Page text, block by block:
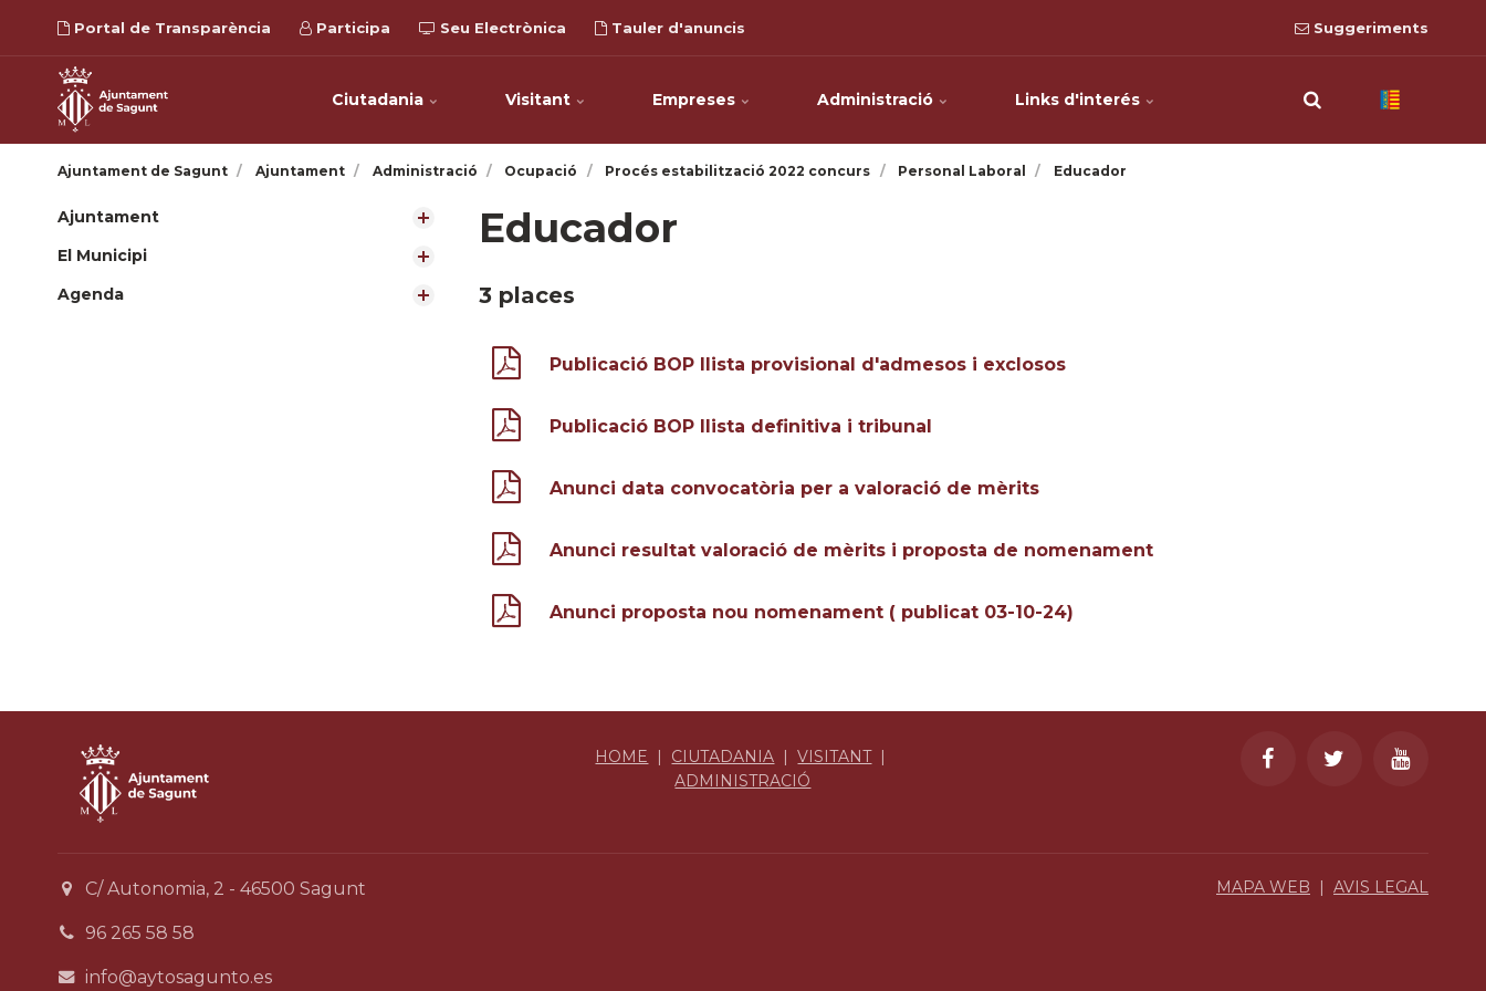
Portal de Transparència Participa Seu Electrònica Tauler d'anuncis Suggeriments
Ciutadania Visitant Empreses Administració Links d'interés
Ajuntament de Sagunt Ajuntament Administració Ocupació Procés estabilització 2022 concurs Personal Laboral Educador
Ajuntament
El Municipi
Agenda
Educador
3 places
Publicació BOP llista provisional d'admesos i exclosos
Publicació BOP llista definitiva i tribunal
Anunci data convocatòria per a valoració de mèrits
Anunci resultat valoració de mèrits i proposta de nomenament
Anunci proposta nou nomenament ( publicat 03-10-24)
HOME | CIUTADANIA |VISITANT|
ADMINISTRACIÓ
C/ Autonomia, 2 - 46500 Sagunt
96 265 58 58
info@aytosagunto.es
MAPA WEB | AVIS LEGAL